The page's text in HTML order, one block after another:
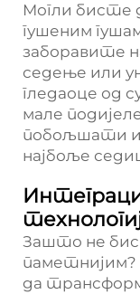
Могли бисте
гушеним
заборавите
седење или
гледаоце од
мале
побољшати
најбоље
Зашто не
да